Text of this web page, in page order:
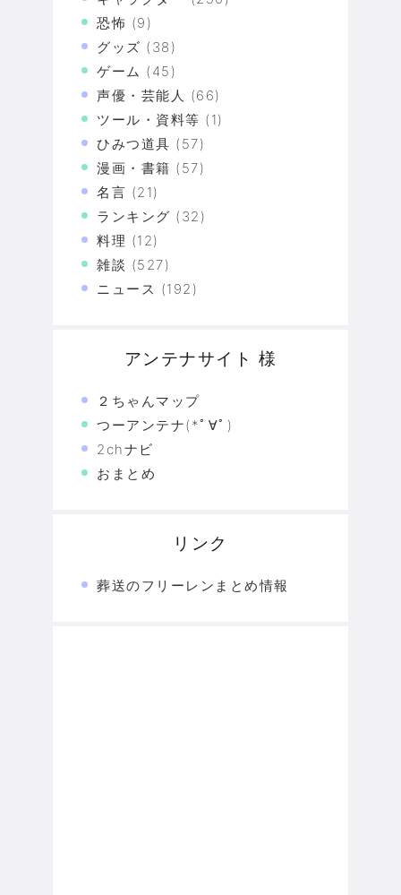
恐怖 (9)
グッズ (38)
ゲーム (45)
声優・芸能人 (66)
ツール・資料等 (1)
ひみつ道具 (57)
漫画・書籍 (57)
名言 (21)
ランキング (32)
料理 (12)
雑談 (527)
ニュース (192)
アンテナサイト 様
２ちゃんマップ
つーアンテナ(*ﾟ∀ﾟ)
2chナビ
おまとめ
リンク
葬送のフリーレンまとめ情報